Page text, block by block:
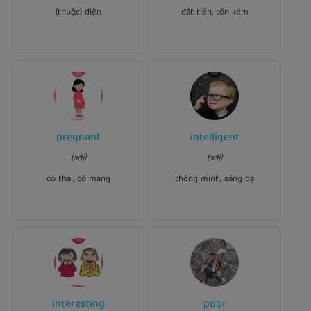
(thuộc) điện
đắt tiền, tốn kém
pregnant
(adj)
có thai, có mang
Ví dụ:
She is
pregnant
intelligent
(adj)
thông minh, sáng dạ
Ví dụ:
He is a highly
child.
interesting
Ví dụ: poor
Ví dụ: